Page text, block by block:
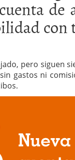
de
con
pero siguen
sin gastos ni